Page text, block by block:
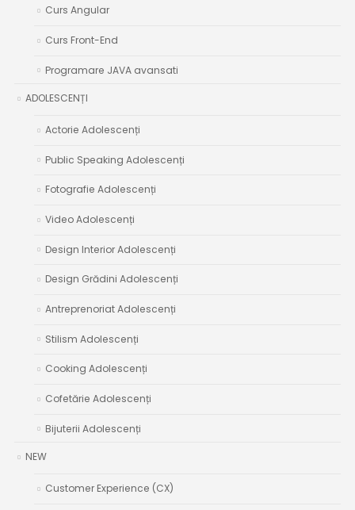
Curs Angular
Curs Front-End
Programare JAVA avansati
ADOLESCENȚI
Actorie Adolescenți
Public Speaking Adolescenți
Fotografie Adolescenți
Video Adolescenți
Design Interior Adolescenți
Design Grădini Adolescenți
Antreprenoriat Adolescenți
Stilism Adolescenți
Cooking Adolescenți
Cofetărie Adolescenți
Bijuterii Adolescenți
NEW
Customer Experience (CX)